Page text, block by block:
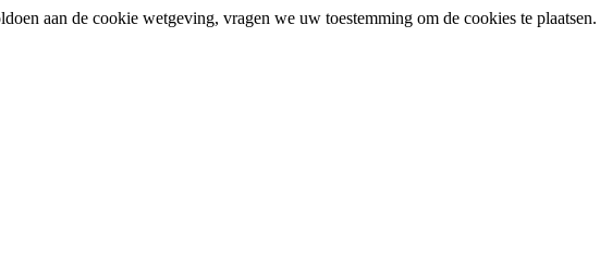
aan de cookie wetgeving, vragen we uw toestemming om de cookies te plaatsen.